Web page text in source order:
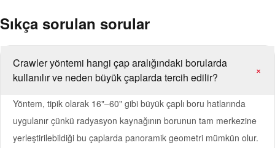
Sıkça sorulan sorular
Crawler yöntemi hangi çap aralığındaki borularda
kullanılır ve neden büyük çaplarda tercih edilir?
+
Yöntem, tipik olarak 16"–60" gibi büyük çaplı boru hatlarında
uygulanır çünkü radyasyon kaynağının borunun tam merkezine
yerleştirilebildiği bu çaplarda panoramik geometri mümkün olur.